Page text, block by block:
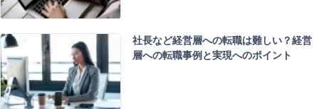
社長など経営層への転職は難しい？経営
層への転職事例と実現へのポイント